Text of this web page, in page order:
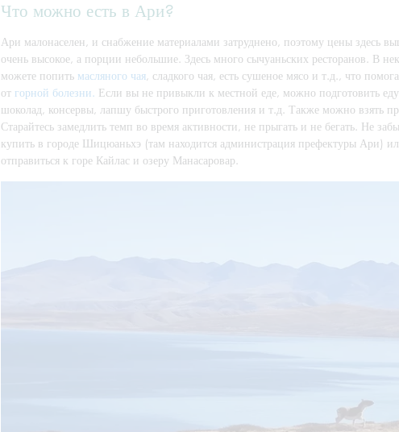
Что можно есть в Ари?
Ари малонаселен, и снабжение материалами затруднено, поэтому цены здесь
очень высокое, а порции небольшие. Здесь много сычуаньских ресторанов. В
можете попить масляного чая, сладкого чая, есть сушеное мясо и т.д., что
от горной болезни. Если вы не привыкли к местной еде, можно подготовить
шоколад, консервы, лапшу быстрого приготовления и т.д. Также можно взять
Старайтесь замедлить темп во время активности, не прыгать и не бегать. Не
купить в городе Шицюаньхэ (там находится администрация префектуры Ари)
отправиться к горе Кайлас и озеру Манасаровар.